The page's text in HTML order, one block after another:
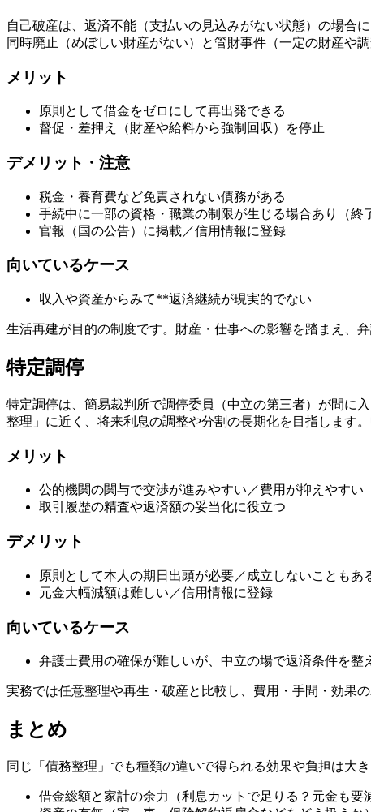
自己破産は、返済不能（支払いの見込みがない状態）の場合
同時廃止（めぼしい財産がない）と管財事件（一定の財産や
メリット
原則として借金をゼロにして再出発できる
督促・差押え（財産や給料から強制回収）を停止
デメリット・注意
税金・養育費など免責されない債務がある
手続中に一部の資格・職業の制限が生じる場合あり（終
官報（国の公告）に掲載／信用情報に登録
向いているケース
収入や資産からみて**返済継続が現実的でない
生活再建が目的の制度です。財産・仕事への影響を踏まえ、
特定調停
特定調停は、簡易裁判所で調停委員（中立の第三者）が間に
整理」に近く、将来利息の調整や分割の長期化を目指します
メリット
公的機関の関与で交渉が進みやすい／費用が抑えやすい
取引履歴の精査や返済額の妥当化に役立つ
デメリット
原則として本人の期日出頭が必要／成立しないこともあ
元金大幅減額は難しい／信用情報に登録
向いているケース
弁護士費用の確保が難しいが、中立の場で返済条件を整
実務では任意整理や再生・破産と比較し、費用・手間・効果の
まとめ
同じ「債務整理」でも種類の違いで得られる効果や負担は大
借金総額と家計の余力（利息カットで足りる？元金も要